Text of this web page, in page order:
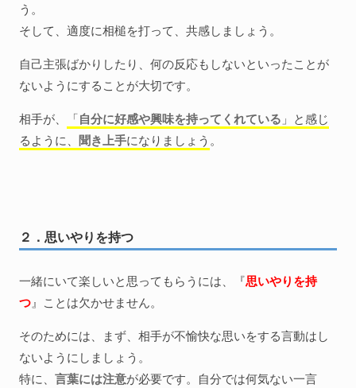
う。
そして、適度に相槌を打って、共感しましょう。
自己主張ばかりしたり、何の反応もしないといったことが
ないようにすることが大切です。
相手が、 「自分に好感や興味を持ってくれている 」と感じ
るように、 聞き上手になりましょう 。
２．思いやりを持つ
一緒にいて楽しいと思ってもらうには、『思いやりを持
つ』ことは欠かせません。
そのためには、まず、相手が不愉快な思いをする言動はし
ないようにしましょう。
特に、 言葉には注意が必要です。自分では何気ない一言